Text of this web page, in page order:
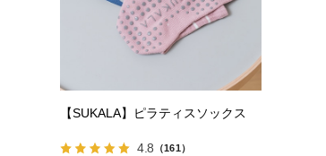
【SUKALA】ピラティスソックス
4.8 （161）